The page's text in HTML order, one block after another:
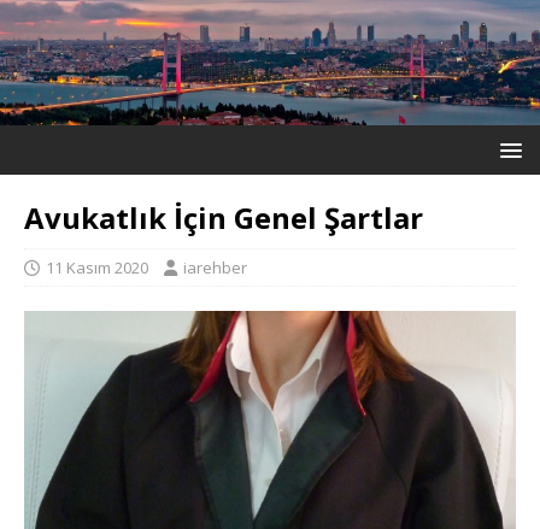
Avukatlık İçin Genel Şartlar
11 Kasım 2020 iarehber